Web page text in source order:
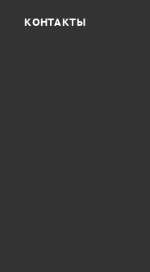
КОНТАКТЫ